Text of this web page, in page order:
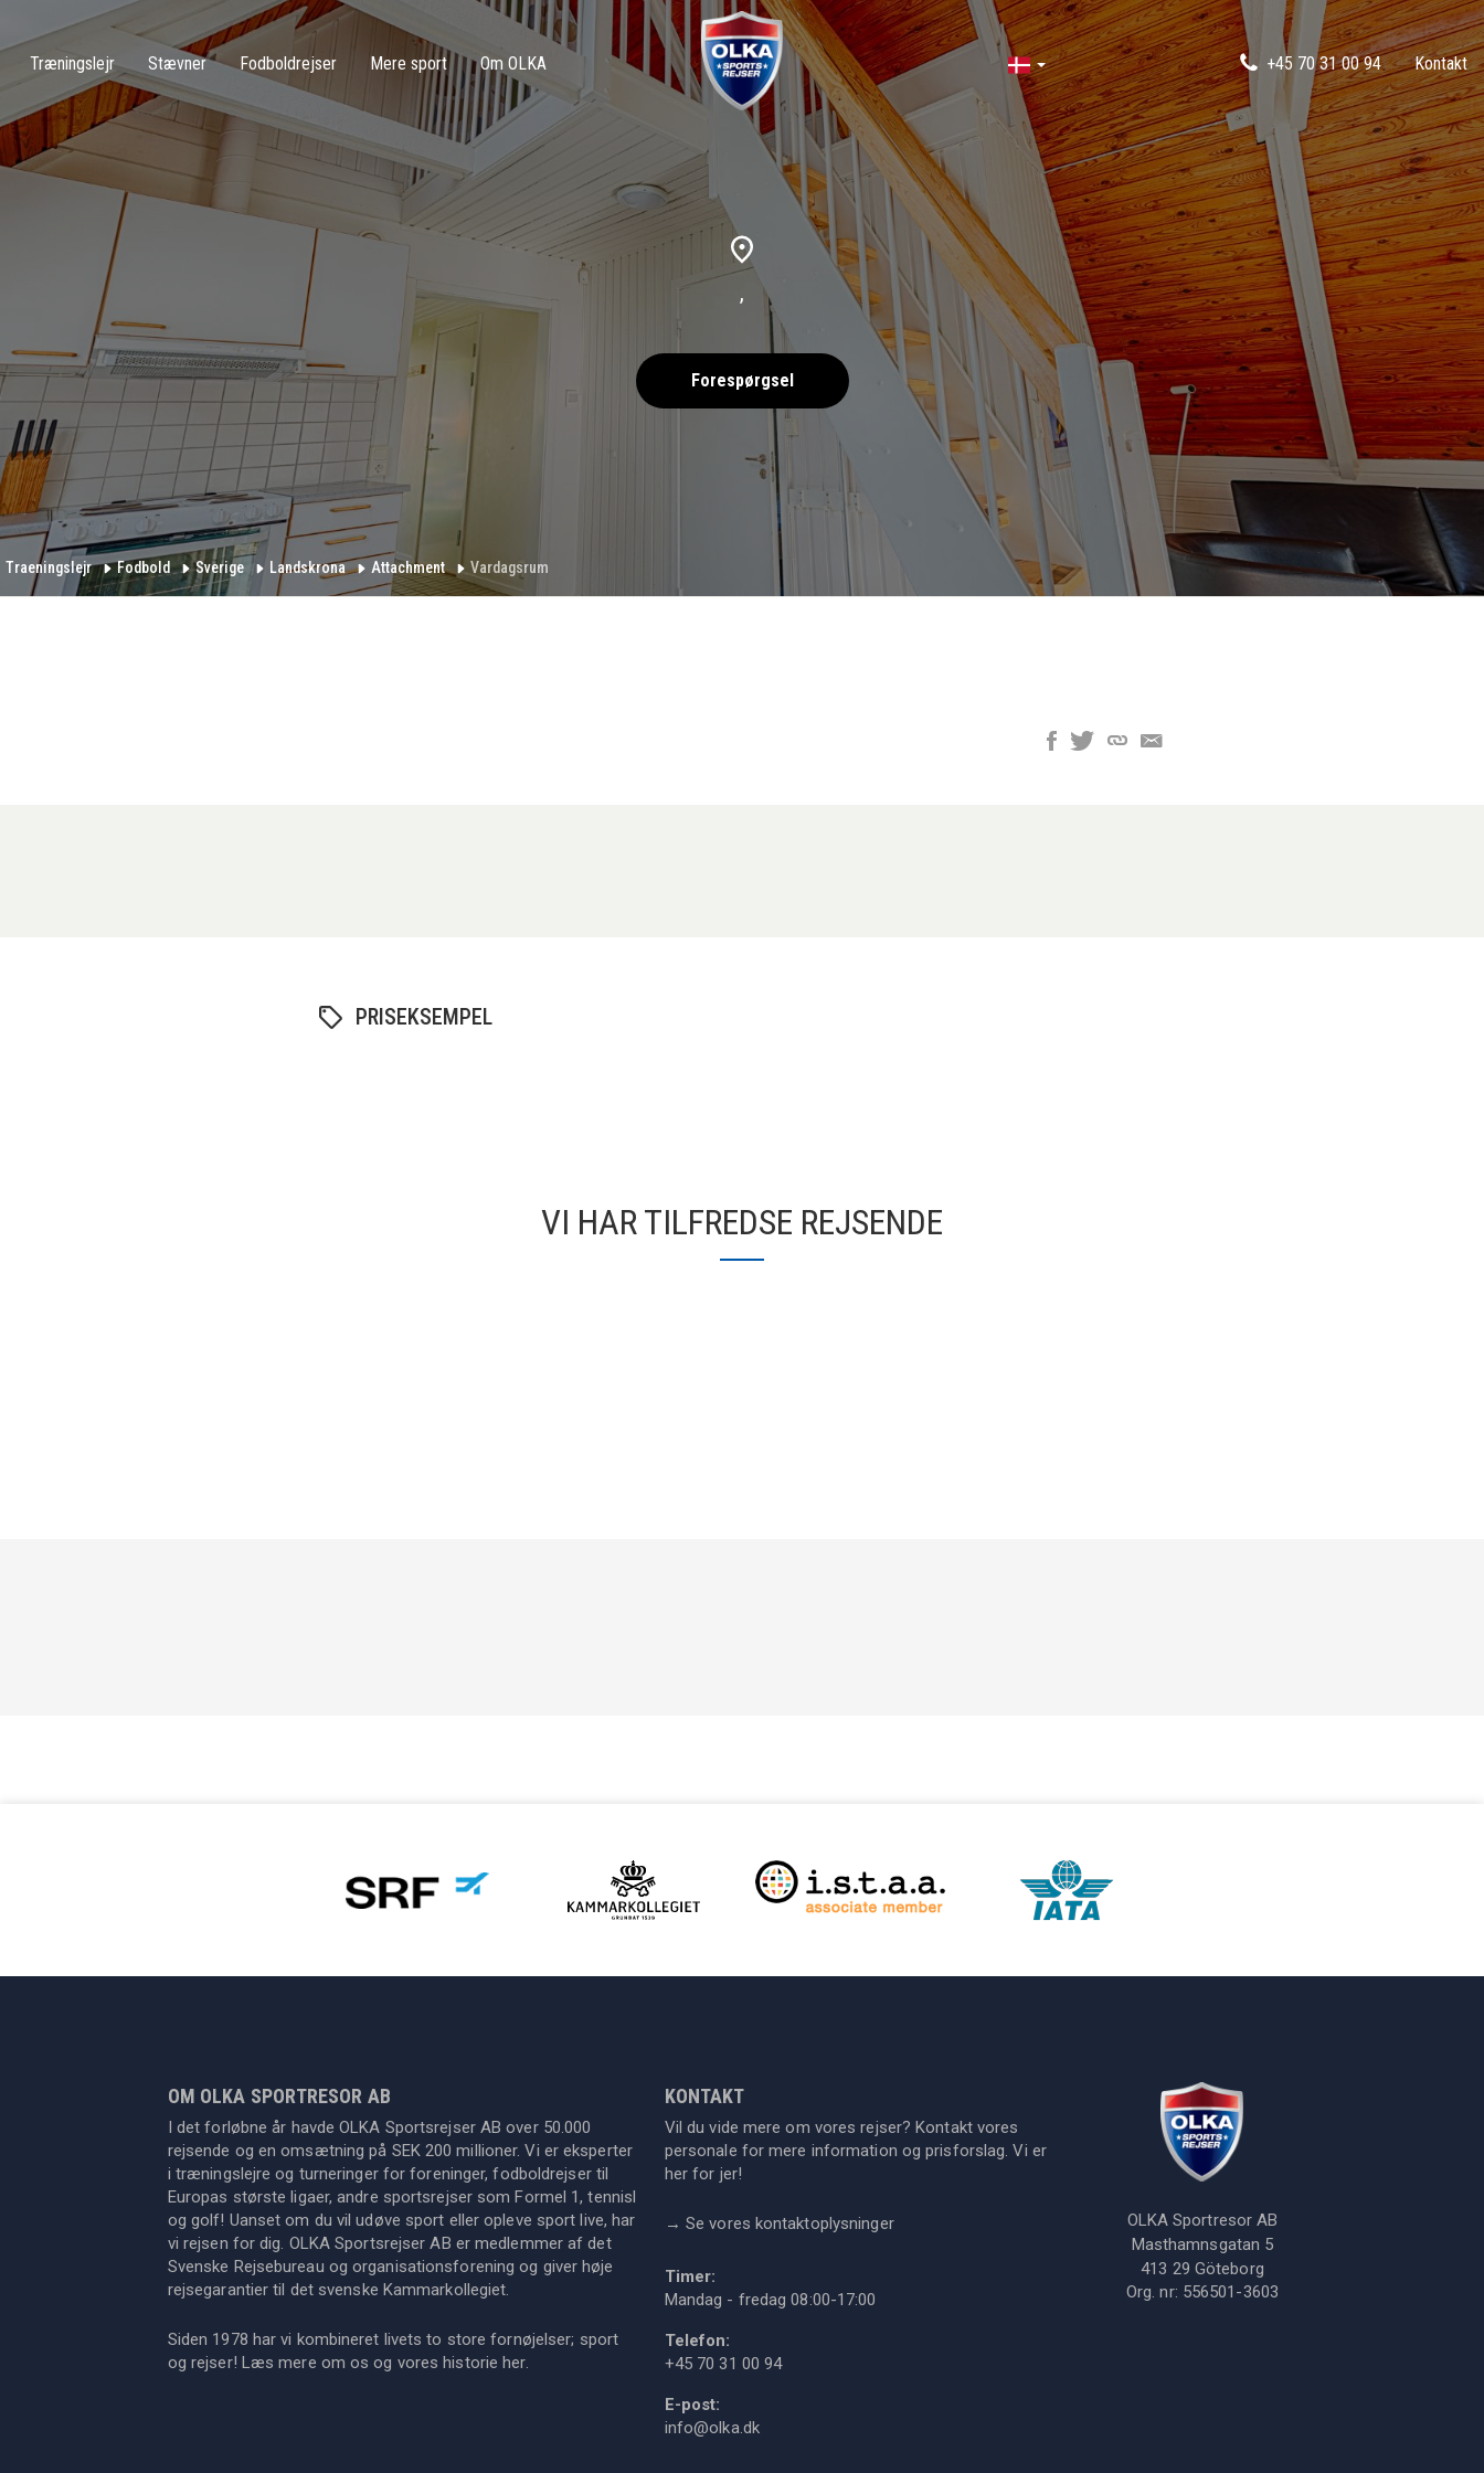
Træningslejr Stævner Fodboldrejser Mere sport Om OLKA +45 70 31 00 94 Kontakt
,
Forespørgsel
Traeningslejr Fodbold Sverige Landskrona Attachment Vardagsrum
PRISEKSEMPEL
VI HAR TILFREDSE REJSENDE
OM OLKA SPORTRESOR AB
I det forløbne år havde OLKA Sportsrejser AB over 50.000
rejsende og en omsætning på SEK 200 millioner. Vi er eksperter
i træningslejre og turneringer for foreninger, fodboldrejser til
Europas største ligaer, andre sportsrejser som Formel 1, tennisl
og golf! Uanset om du vil udøve sport eller opleve sport live, har
vi rejsen for dig. OLKA Sportsrejser AB er medlemmer af det
Svenske Rejsebureau og organisationsforening og giver høje
rejsegarantier til det svenske Kammarkollegiet.
Siden 1978 har vi kombineret livets to store fornøjelser; sport
og rejser! Læs mere om os og vores historieher.
KONTAKT
Vil du vide mere om vores rejser? Kontakt vores
personale for mere information og prisforslag. Vi er
her for jer!
→ Se vores kontaktoplysninger
Timer:
Mandag - fredag 08:00-17:00
Telefon:
+45 70 31 00 94
E-post:
info@olka.dk
OLKA Sportresor AB
Masthamnsgatan 5
413 29 Göteborg
Org. nr: 556501-3603